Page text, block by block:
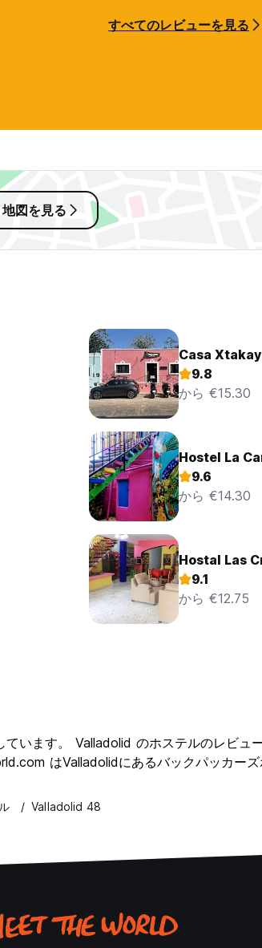
すべてのレビューを見る
地図を見る
Casa Xtakay
9.8
から €15.30
Hostel La
9.6
から €14.30
Hostal Las
9.1
から €12.75
ます。 Valladolid のホステルのレビュ
はValladolidにあるバックパッカー
Valladolid 48